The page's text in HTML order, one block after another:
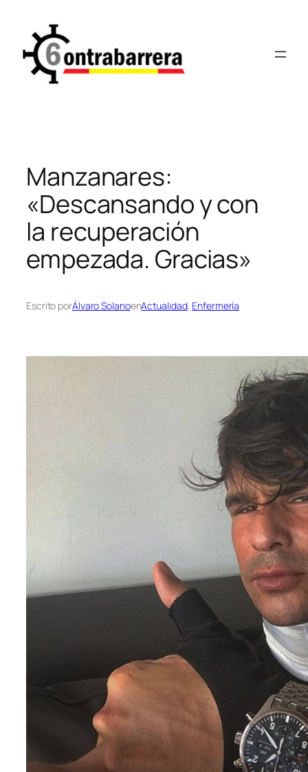
contenido
Manzanares:
«Descansando y con
la recuperación
empezada. Gracias»
Escrito porÁlvaro SolanoenActualidad, Enfermería